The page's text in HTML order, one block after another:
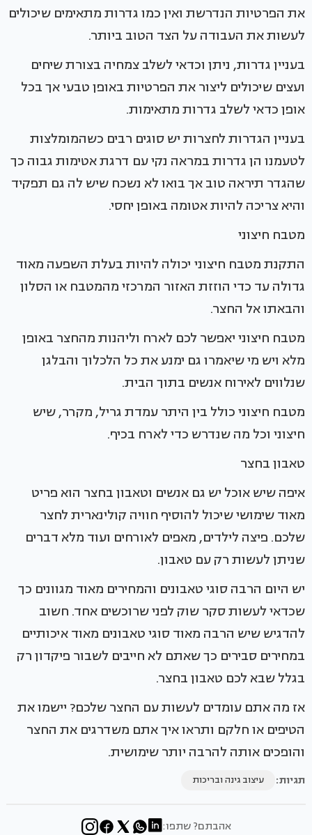
את הפרטיות הנדרשת ואין כמו גדרות מתאימים שיכולים
לעשות את העבודה על הצד הטוב ביותר.
בעניין גדרות, ניתן וכדאי לשלב צמחיה בצורת שיחים
ועצים שיכולים ליצור את הפרטיות באופן טבעי אך בכל
אופן כדאי לשלב גדרות מתאימות.
בעניין הגדרות לחצרות יש סוגים רבים כשהמומלצות
לטעמנו הן גדרות במראה נקי עם דרגת אטימות גבוה כך
שהגדר תיראה טוב אך בואו לא נשכח שיש לה גם תפקיד
והיא צריכה להיות אטומה באופן יחסי.
מטבח חיצוני
התקנת מטבח חיצוני יכולה להיות בעלת השפעה מאוד
גדולה עד כדי הוזזת האזור המרכזי מהמטבח או הסלון
והבאתו אל החצר.
מטבח חיצוני יאפשר לכם לארח וליהנות מהחצר באופן
מלא ויש מי שיאמרו גם ימנע את כל הלכלוך והבלגן
שנלווים לאירוח אנשים בתוך הבית.
מטבח חיצוני כולל בין היתר עמדת גריל, מקרר, שיש
חיצוני וכל מה שנדרש כדי לארח בכיף.
טאבון בחצר
איפה שיש אוכל יש גם אנשים וטאבון בחצר הוא פריט
מאוד שימושי שיכול להוסיף חוויה קולינארית לחצר
שלכם. פיצה לילדים, מאפים לאורחים ועוד מלא דברים
שניתן לעשות רק עם טאבון.
יש היום הרבה סוגי טאבונים והמחירים מאוד מגוונים כך
שכדאי לעשות סקר שוק לפני שרוכשים אחד. חשוב
להדגיש שיש הרבה מאוד סוגי טאבונים מאוד איכותיים
במחירים סבירים כך שאתם לא חייבים לשבור פיקדון רק
בגלל שבא לכם טאבון בחצר.
אז מה אתם עומדים לעשות עם החצר שלכם? יישמו את
הטיפים או חלקם ותראו איך אתם משדרגים את החצר
והופכים אותה להרבה יותר שימושית.
תגיות: עיצוב גינה ובריכות
אהבתם? שתפו: